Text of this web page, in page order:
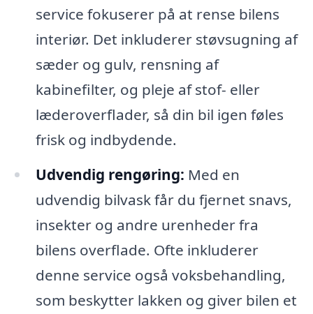
service fokuserer på at rense bilens
interiør. Det inkluderer støvsugning af
sæder og gulv, rensning af
kabinefilter, og pleje af stof- eller
læderoverflader, så din bil igen føles
frisk og indbydende.
Udvendig rengøring: Med en
udvendig bilvask får du fjernet snavs,
insekter og andre urenheder fra
bilens overflade. Ofte inkluderer
denne service også voksbehandling,
som beskytter lakken og giver bilen et